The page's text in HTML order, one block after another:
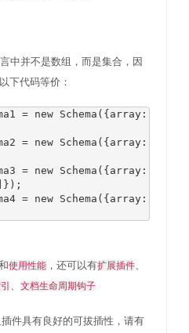
中并不是数组，而是集合，因
下代码等价：
= new Schema ({ array :
= new Schema ({ array :
= new Schema ({ array :
]});
= new Schema ({ array :
使用性能 ，还可以有扩展插件、
、 文档生命周期钩子
件具有良好的可拔插性，请有